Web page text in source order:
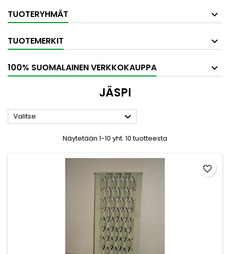
TUOTERYHMÄT
TUOTEMERKIT
100% SUOMALAINEN VERKKOKAUPPA
JÄSPI
Valitse 
Näytetään 1-10 yht. 10 tuotteesta
favorite_border